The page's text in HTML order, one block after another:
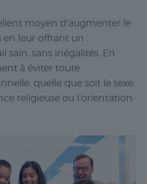
moyen d’augmenter le
en leur offrant un
sans inégalités. En
à éviter toute
quelle que soit le sexe,
religieuse ou l’orientation